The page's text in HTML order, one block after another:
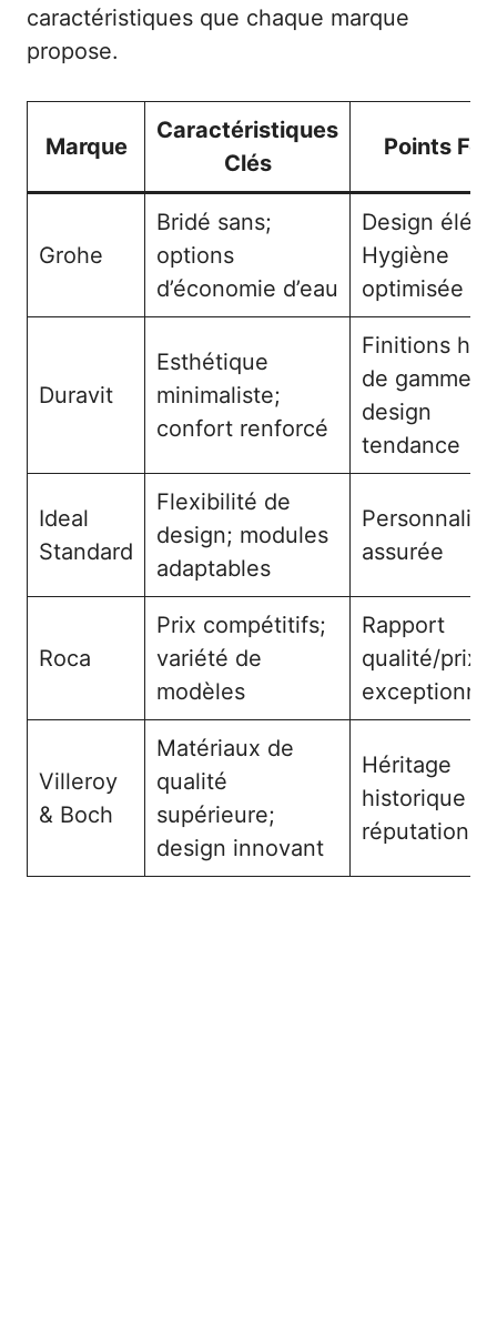
caractéristiques que chaque marque
propose.
Marque
Caractéristiques
Clés
Points
Grohe
Bridé sans;
options
d’économie d’eau
Design
Hygiène
optimisée
Duravit
Esthétique
minimaliste;
confort renforcé
Finitions
de gamme,
design
tendance
Ideal
Standard
Flexibilité de
design; modules
adaptables
assurée
Roca
Prix compétitifs;
variété de
modèles
Rapport
qualité/prix
exceptionnel
Villeroy
& Boch
Matériaux de
qualité
supérieure;
design innovant
Héritage
historique et
réputation